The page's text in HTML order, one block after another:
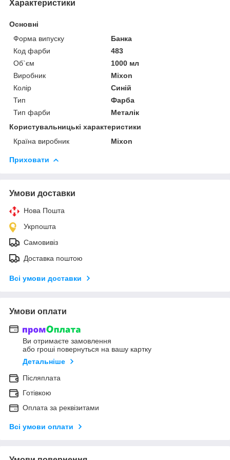
Характеристики
Основні
Форма випуску
Банка
Код фарби
483
Об`єм
1000 мл
Виробник
Mixon
Колір
Синій
Тип
Фарба
Тип фарби
Металік
Користувальницькі характеристики
Країна виробник
Mixon
Приховати
Умови доставки
Нова Пошта
Укрпошта
Самовивіз
Доставка поштою
Всі умови доставки
Умови оплати
Ви отримаєте замовлення
або гроші повернуться на вашу картку
Детальніше
Післяплата
Готівкою
Оплата за реквізитами
Всі умови оплати